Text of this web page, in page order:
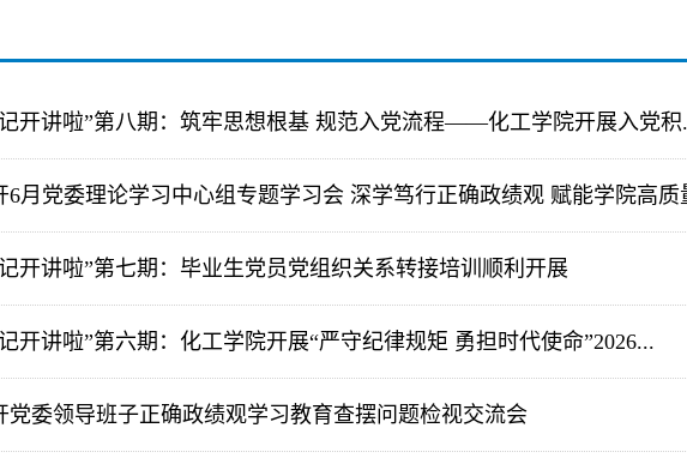
开讲啦”第八期：筑牢思想根基 规范入党流程——化工学院开展入党积
6月党委理论学习中心组专题学习会 深学笃行正确政绩观 赋能学院高质
开讲啦”第七期：毕业生党员党组织关系转接培训顺利开展
开讲啦”第六期：化工学院开展“严守纪律规矩 勇担时代使命”2026...
党委领导班子正确政绩观学习教育查摆问题检视交流会